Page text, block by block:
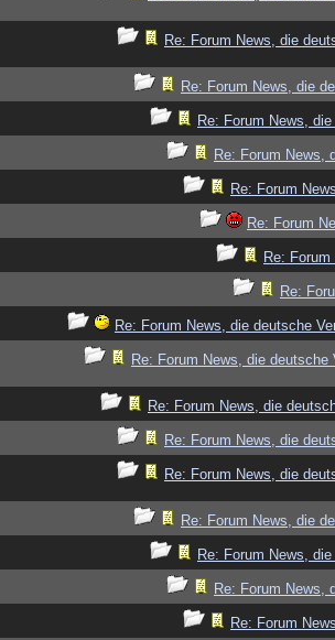
Re: Forum News, die
Re: Forum News, die
Re: Forum News,
Re: Forum News,
Re: Forum
Re: Forum
Re:
Re:
Re: Forum News, die deutsche
Re: Forum News, die deutsche
Re: Forum News, die
Re: Forum News, die
Re: Forum News, die
Re: Forum News, die
Re: Forum News,
Re: Forum News,
Re: Forum